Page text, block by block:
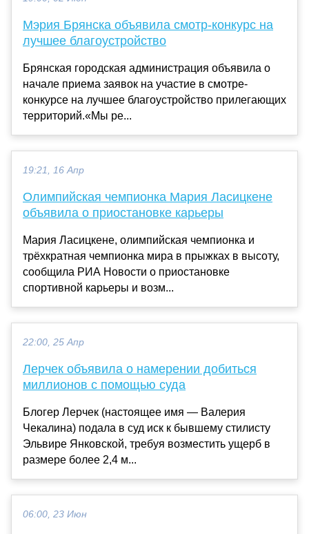
Мэрия Брянска объявила смотр-конкурс на
лучшее благоустройство
Брянская городская администрация объявила о
начале приема заявок на участие в смотре-
конкурсе на лучшее благоустройство прилегающих
территорий.«Мы ре...
19:21, 16 Апр
Олимпийская чемпионка Мария Ласицкене
объявила о приостановке карьеры
Мария Ласицкене, олимпийская чемпионка и
трёхкратная чемпионка мира в прыжках в высоту,
сообщила РИА Новости о приостановке
спортивной карьеры и возм...
22:00, 25 Апр
Лерчек объявила о намерении добиться
миллионов с помощью суда
Блогер Лерчек (настоящее имя — Валерия
Чекалина) подала в суд иск к бывшему стилисту
Эльвире Янковской, требуя возместить ущерб в
размере более 2,4 м...
06:00, 23 Июн